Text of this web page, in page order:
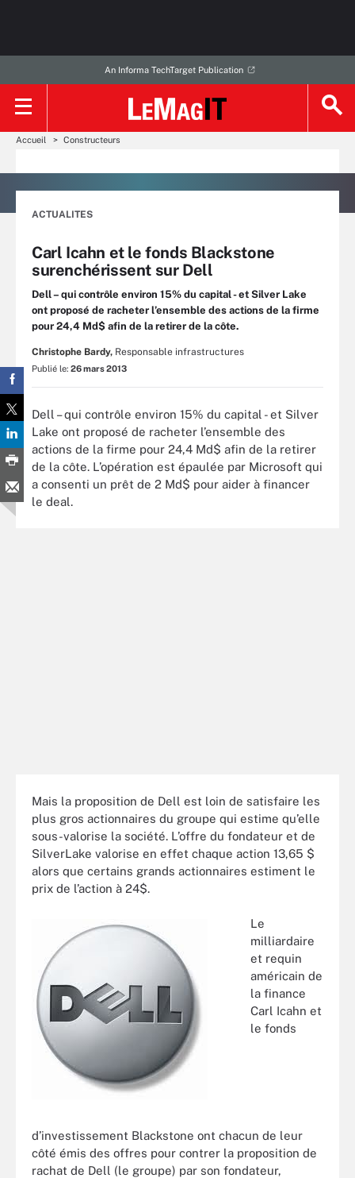
An Informa TechTarget Publication
Accueil Constructeurs
ACTUALITES
Carl Icahn et le fonds Blackstone
surenchérissent sur Dell
Dell – qui contrôle environ 15% du capital - et Silver Lake
ont proposé de racheter l’ensemble des actions de la firme
pour 24,4 Md$ afin de la retirer de la côte.
Christophe Bardy, Responsable infrastructures
Publié le: 26 mars 2013
Dell – qui contrôle environ 15% du capital - et Silver
Lake ont proposé de racheter l’ensemble des
actions de la firme pour 24,4 Md$ afin de la retirer
de la côte. L’opération est épaulée par Microsoft qui
a consenti un prêt de 2 Md$ pour aider à financer
le deal.
Mais la proposition de Dell est loin de satisfaire les
plus gros actionnaires du groupe qui estime qu’elle
sous-valorise la société. L’offre du fondateur et de
SilverLake valorise en effet chaque action 13,65 $
alors que certains grands actionnaires estiment le
prix de l’action à 24$.
Le
milliardaire
et requin
américain de
la finance
Carl Icahn et
le fonds
d’investissement Blackstone ont chacun de leur
côté émis des offres pour contrer la proposition de
rachat de Dell (le groupe) par son fondateur,